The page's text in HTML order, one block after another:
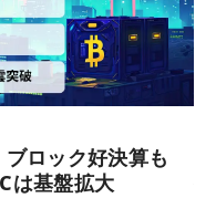
ブロック好決算も
は基盤拡大